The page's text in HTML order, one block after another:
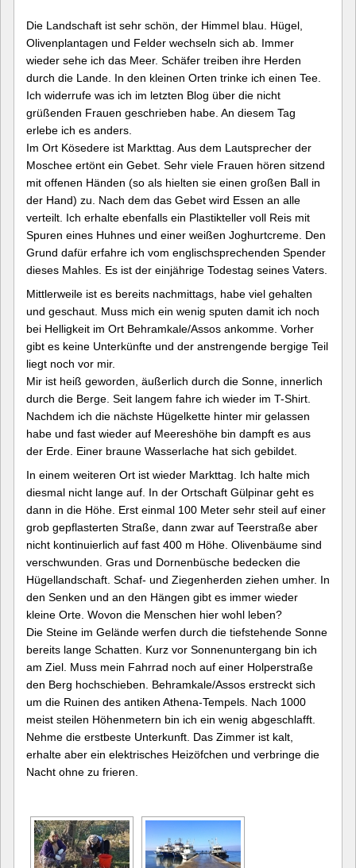
Die Landschaft ist sehr schön, der Himmel blau. Hügel,
Olivenplantagen und Felder wechseln sich ab. Immer
wieder sehe ich das Meer. Schäfer treiben ihre Herden
durch die Lande. In den kleinen Orten trinke ich einen Tee.
Ich widerrufe was ich im letzten Blog über die nicht
grüßenden Frauen geschrieben habe. An diesem Tag
erlebe ich es anders.
Im Ort Kösedere ist Markttag. Aus dem Lautsprecher der
Moschee ertönt ein Gebet. Sehr viele Frauen hören sitzend
mit offenen Händen (so als hielten sie einen großen Ball in
der Hand) zu. Nach dem das Gebet wird Essen an alle
verteilt. Ich erhalte ebenfalls ein Plastikteller voll Reis mit
Spuren eines Huhnes und einer weißen Joghurtcreme. Den
Grund dafür erfahre ich vom englischsprechenden Spender
dieses Mahles. Es ist der einjährige Todestag seines Vaters.
Mittlerweile ist es bereits nachmittags, habe viel gehalten
und geschaut. Muss mich ein wenig sputen damit ich noch
bei Helligkeit im Ort Behramkale/Assos ankomme. Vorher
gibt es keine Unterkünfte und der anstrengende bergige Teil
liegt noch vor mir.
Mir ist heiß geworden, äußerlich durch die Sonne, innerlich
durch die Berge. Seit langem fahre ich wieder im T-Shirt.
Nachdem ich die nächste Hügelkette hinter mir gelassen
habe und fast wieder auf Meereshöhe bin dampft es aus
der Erde. Einer braune Wasserlache hat sich gebildet.
In einem weiteren Ort ist wieder Markttag. Ich halte mich
diesmal nicht lange auf. In der Ortschaft Gülpinar geht es
dann in die Höhe. Erst einmal 100 Meter sehr steil auf einer
grob gepflasterten Straße, dann zwar auf Teerstraße aber
nicht kontinuierlich auf fast 400 m Höhe. Olivenbäume sind
verschwunden. Gras und Dornenbüsche bedecken die
Hügellandschaft. Schaf- und Ziegenherden ziehen umher. In
den Senken und an den Hängen gibt es immer wieder
kleine Orte. Wovon die Menschen hier wohl leben?
Die Steine im Gelände werfen durch die tiefstehende Sonne
bereits lange Schatten. Kurz vor Sonnenuntergang bin ich
am Ziel. Muss mein Fahrrad noch auf einer Holperstraße
den Berg hochschieben. Behramkale/Assos erstreckt sich
um die Ruinen des antiken Athena-Tempels. Nach 1000
meist steilen Höhenmetern bin ich ein wenig abgeschlafft.
Nehme die erstbeste Unterkunft. Das Zimmer ist kalt,
erhalte aber ein elektrisches Heizöfchen und verbringe die
Nacht ohne zu frieren.